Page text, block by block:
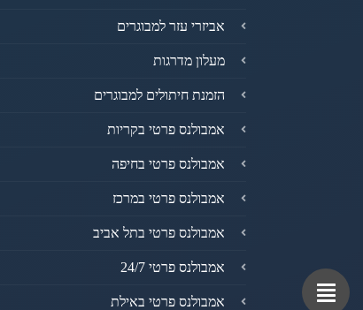
אביזרי עזר למבוגרים
מעלון מדרגות
הזמנת חיתולים למבוגרים
אמבולנס פרטי בקריות
אמבולנס פרטי בחיפה
אמבולנס פרטי במרכז
אמבולנס פרטי בתל אביב
אמבולנס פרטי 24/7
אמבולנס פרטי באילת